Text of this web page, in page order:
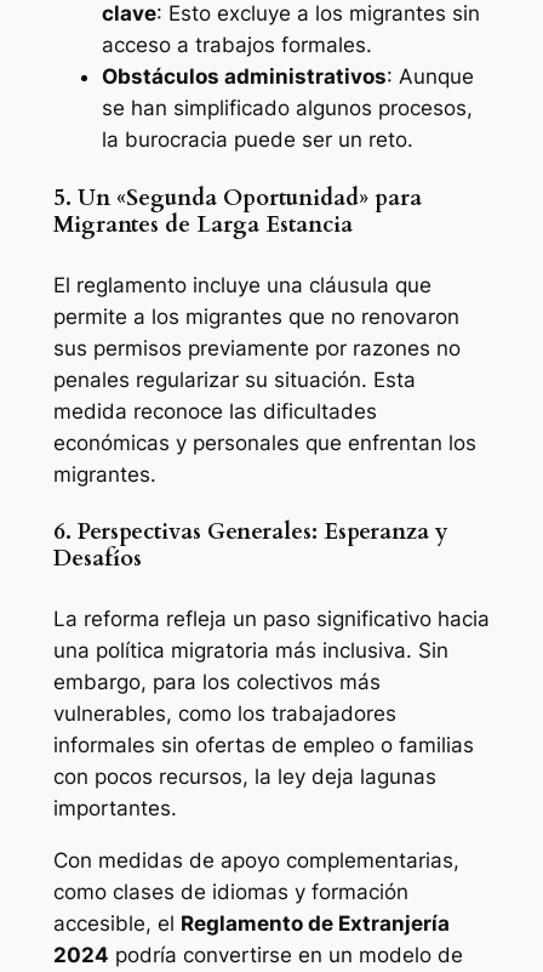
clave: Esto excluye a los migrantes sin
acceso a trabajos formales.
Obstáculos administrativos: Aunque
se han simplificado algunos procesos,
la burocracia puede ser un reto.
5. Un «Segunda Oportunidad» para
Migrantes de Larga Estancia
El reglamento incluye una cláusula que
permite a los migrantes que no renovaron
sus permisos previamente por razones no
penales regularizar su situación. Esta
medida reconoce las dificultades
económicas y personales que enfrentan los
migrantes.
6. Perspectivas Generales: Esperanza y
Desafíos
La reforma refleja un paso significativo hacia
una política migratoria más inclusiva. Sin
embargo, para los colectivos más
vulnerables, como los trabajadores
informales sin ofertas de empleo o familias
con pocos recursos, la ley deja lagunas
importantes.
Con medidas de apoyo complementarias,
como clases de idiomas y formación
accesible, el Reglamento de Extranjería
2024 podría convertirse en un modelo de